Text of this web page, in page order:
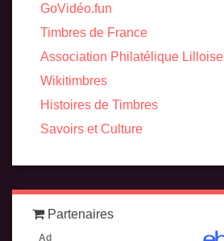
GoVidéo.fun
Timbres de France
Association Philatélique Lilloise
Wikitimbres
Histoires de Timbres
Savoirs et Culture
Partenaires